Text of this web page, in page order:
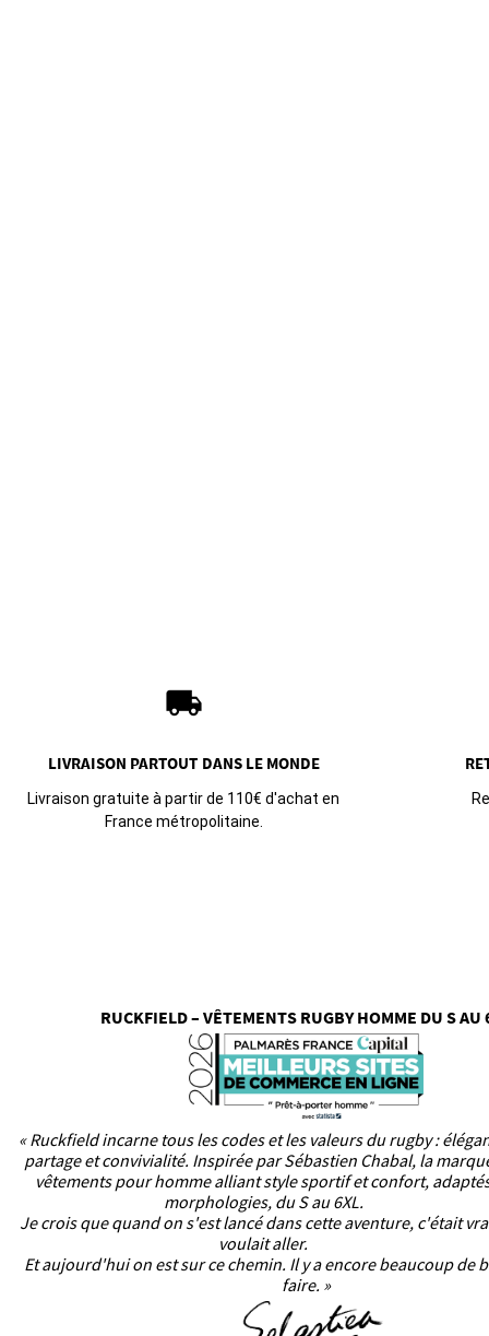
local_shipping
LIVRAISON PARTOUT DANS LE MONDE
Livraison gratuite à partir de 110€ d'achat en
France métropolitaine.
RUCKFIELD – VÊTEMENTS RUGBY HOMME DU S AU
« Ruckfield incarne tous les codes et les valeurs du rugby :
partage et convivialité. Inspirée par Sébastien Chabal, la
vêtements pour homme alliant style sportif et confort,
morphologies, du S au 6XL.
Je crois que quand on s'est lancé dans cette aventure, c'était
voulait aller.
Et aujourd'hui on est sur ce chemin. Il y a encore beaucoup de
faire. »